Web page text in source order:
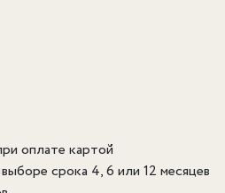
оплате картой
срока 4, 6 или 12 месяцев